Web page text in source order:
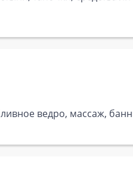
ведро, массаж,